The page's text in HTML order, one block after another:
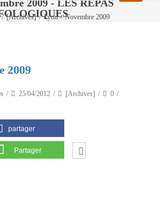
2009 - LES REPAS
/ [Archives] / Lyon – Novembre 2009
2009
25/04/2012 [Archives]
0
partager
Partager